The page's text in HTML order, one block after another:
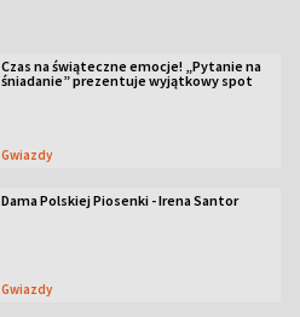
Czas na świąteczne emocje! „Pytanie na
śniadanie” prezentuje wyjątkowy spot
Gwiazdy
Dama Polskiej Piosenki - Irena Santor
Gwiazdy